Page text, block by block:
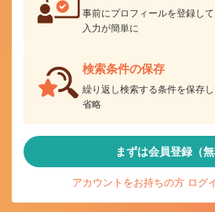
事前にプロフィールを登録し
入力が簡単に
検索条件の保存
繰り返し検索する条件を保存
省略
まずは会員登録（無
アカウントをお持ちの方 ログ